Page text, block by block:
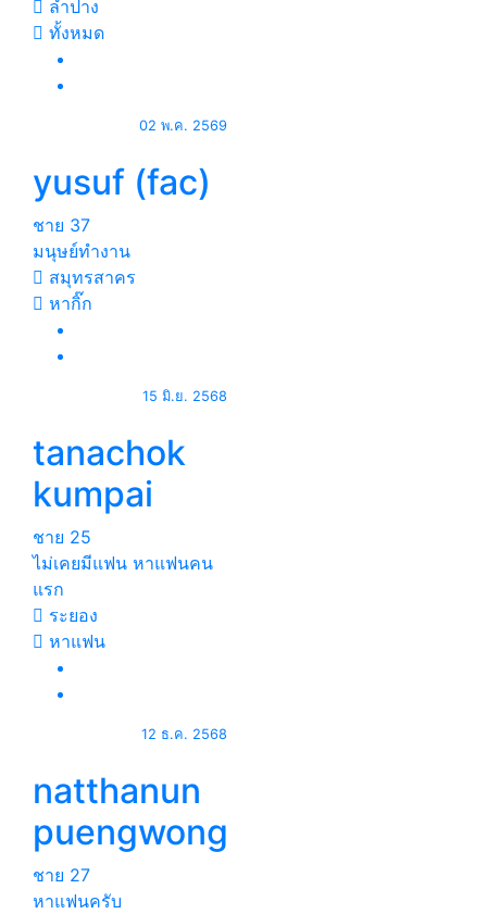
ลำปาง
ทั้งหมด
02 พ.ค. 2569
yusuf (fac)
ชาย 37
มนุษย์ทำงาน
สมุทรสาคร
หากิ๊ก
15 มิ.ย. 2568
tanachok
kumpai
ชาย 25
ไม่เคยมีแฟน หาแฟนคน
แรก
ระยอง
หาแฟน
12 ธ.ค. 2568
natthanun
puengwong
ชาย 27
หาแฟนครับ